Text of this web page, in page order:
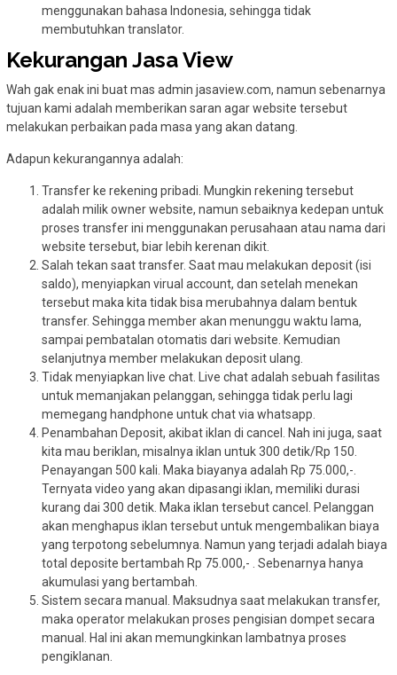
menggunakan bahasa Indonesia, sehingga tidak
membutuhkan translator.
Kekurangan Jasa View
Wah gak enak ini buat mas admin jasaview.com, namun sebenarnya
tujuan kami adalah memberikan saran agar website tersebut
melakukan perbaikan pada masa yang akan datang.
Adapun kekurangannya adalah:
Transfer ke rekening pribadi. Mungkin rekening tersebut
adalah milik owner website, namun sebaiknya kedepan untuk
proses transfer ini menggunakan perusahaan atau nama dari
website tersebut, biar lebih kerenan dikit.
Salah tekan saat transfer. Saat mau melakukan deposit (isi
saldo), menyiapkan virual account, dan setelah menekan
tersebut maka kita tidak bisa merubahnya dalam bentuk
transfer. Sehingga member akan menunggu waktu lama,
sampai pembatalan otomatis dari website. Kemudian
selanjutnya member melakukan deposit ulang.
Tidak menyiapkan live chat. Live chat adalah sebuah fasilitas
untuk memanjakan pelanggan, sehingga tidak perlu lagi
memegang handphone untuk chat via whatsapp.
Penambahan Deposit, akibat iklan di cancel. Nah ini juga, saat
kita mau beriklan, misalnya iklan untuk 300 detik/Rp 150.
Penayangan 500 kali. Maka biayanya adalah Rp 75.000,-.
Ternyata video yang akan dipasangi iklan, memiliki durasi
kurang dai 300 detik. Maka iklan tersebut cancel. Pelanggan
akan menghapus iklan tersebut untuk mengembalikan biaya
yang terpotong sebelumnya. Namun yang terjadi adalah biaya
total deposite bertambah Rp 75.000,- . Sebenarnya hanya
akumulasi yang bertambah.
Sistem secara manual. Maksudnya saat melakukan transfer,
maka operator melakukan proses pengisian dompet secara
manual. Hal ini akan memungkinkan lambatnya proses
pengiklanan.